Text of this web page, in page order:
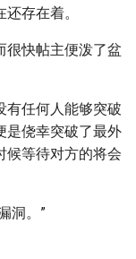
存在着。
很快帖主便泼了盆
有任何人能够突破
是侥幸突破了最外
候等待对方的将会
洞。”